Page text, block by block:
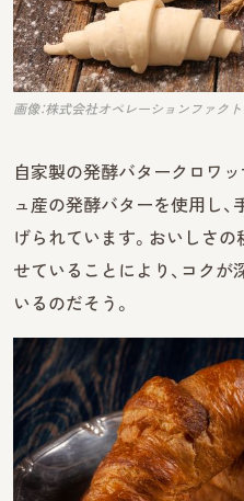
画像：株式会社オペレーションファク
自家製の発酵バタークロワッ
ュ産の発酵バターを使用し
げられています。おいしさの
せていることにより、コク
いるのだそう。